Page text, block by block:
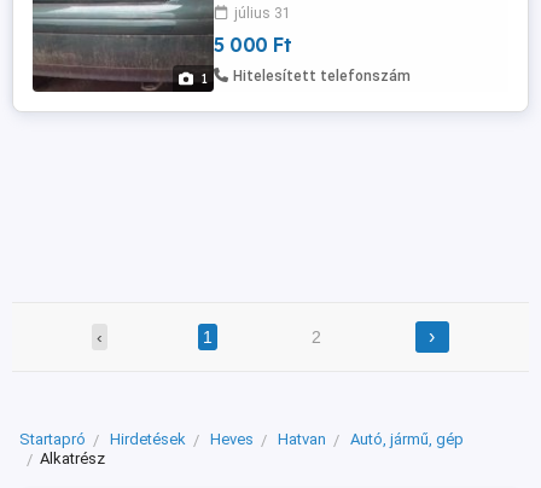
1
július 31
5 000 Ft
Hitelesített telefonszám
‹ 1 2 ›
Startapró Hirdetések Heves Hatvan
Autó, jármű, gép
Alkatrész